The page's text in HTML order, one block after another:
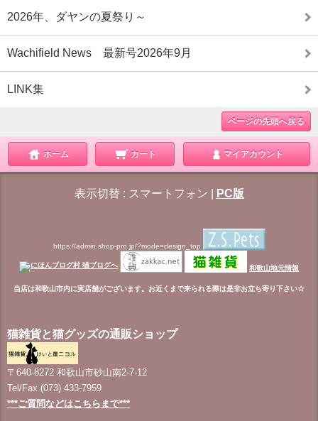
2026年、ダヤンの夏祭り～
Wachifield News 最新号2026年9月
LINK集
ページの先頭へ戻る
ホーム カート マイアカウント
表示切替 : スマートフォン PC版
https://admin.shop-pro.jp/?mode=design_top
和歌山地元情報
当店は和歌山市内に実店舗がございます。お近くまで来られる際は是非お立ち寄り下さい☆
猫雑貨と猫グッズの通販ショップ
〒640-8272 和歌山市砂山南2-7-12
Tel/Fax (073) 433-7959
***ご質問などはこちらまで***